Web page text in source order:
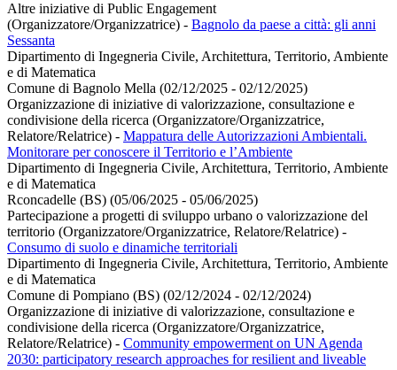
Altre iniziative di Public Engagement
(Organizzatore/Organizzatrice) - Bagnolo da paese a città: gli anni
Sessanta
Dipartimento di Ingegneria Civile, Architettura, Territorio, Ambiente
e di Matematica
Comune di Bagnolo Mella (02/12/2025 - 02/12/2025)
Organizzazione di iniziative di valorizzazione, consultazione e
condivisione della ricerca (Organizzatore/Organizzatrice,
Relatore/Relatrice) - Mappatura delle Autorizzazioni Ambientali.
Monitorare per conoscere il Territorio e l’Ambiente
Dipartimento di Ingegneria Civile, Architettura, Territorio, Ambiente
e di Matematica
Rconcadelle (BS) (05/06/2025 - 05/06/2025)
Partecipazione a progetti di sviluppo urbano o valorizzazione del
territorio (Organizzatore/Organizzatrice, Relatore/Relatrice) -
Consumo di suolo e dinamiche territoriali
Dipartimento di Ingegneria Civile, Architettura, Territorio, Ambiente
e di Matematica
Comune di Pompiano (BS) (02/12/2024 - 02/12/2024)
Organizzazione di iniziative di valorizzazione, consultazione e
condivisione della ricerca (Organizzatore/Organizzatrice,
Relatore/Relatrice) - Community empowerment on UN Agenda
2030: participatory research approaches for resilient and liveable